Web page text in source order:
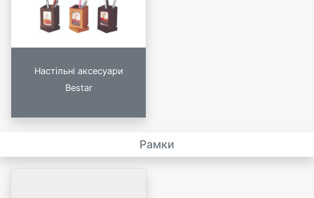
Настільні аксесуари
Bestar
Рамки